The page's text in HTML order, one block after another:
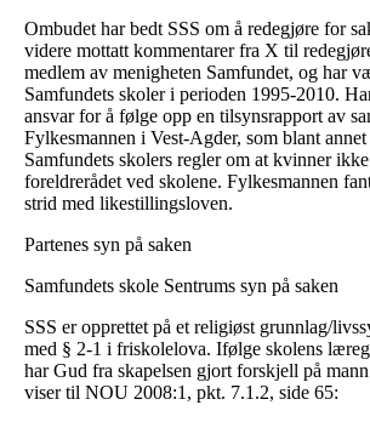
Ombudet har bedt SSS om å redegjøre for
videre mottatt kommentarer fra X til
medlem av menigheten Samfundet, og har
Samfundets skoler i perioden 1995-2010.
ansvar for å følge opp en tilsynsrapport av
Fylkesmannen i Vest-Agder, som blant
Samfundets skolers regler om at kvinner
foreldrerådet ved skolene. Fylkesmannen
strid med likestillingsloven.
Partenes syn på saken
Samfundets skole Sentrums syn på saken
SSS er opprettet på et religiøst grunnlag/
med § 2-1 i friskolelova. Ifølge skolens
har Gud fra skapelsen gjort forskjell på
viser til NOU 2008:1, pkt. 7.1.2, side 65: